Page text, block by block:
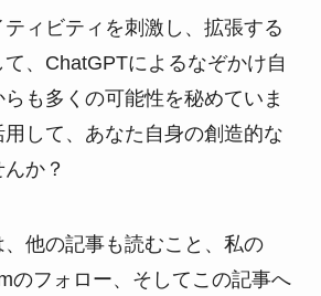
ィビティを刺激し、拡張する
、ChatGPTによるなぞかけ自
も多くの可能性を秘めていま
して、あなた自身の創造的な
か？
他の記事も読むこと、私の
のフォロー、そしてこの記事へ